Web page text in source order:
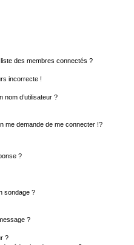
des membres connectés ?
incorrecte !
nom d’utilisateur ?
me demande de me connecter !?
?
sondage ?
?
?